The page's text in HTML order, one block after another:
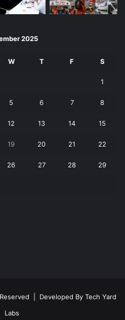
2025
W T F S
1
5 6 7 8
12 13 14 15
19 20 21 22
26 27 28 29
| Developed By Tech Yard
Labs